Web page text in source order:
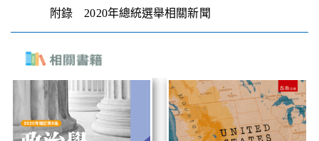
附錄 2020年總統選舉相關新聞